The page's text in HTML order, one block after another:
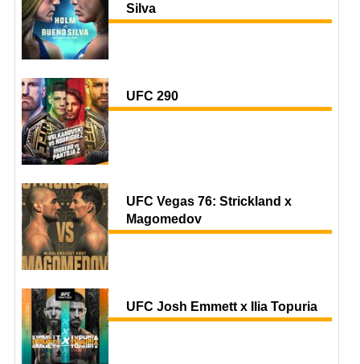
Silva
UFC 290
UFC Vegas 76: Strickland x
Magomedov
UFC Josh Emmett x Ilia Topuria